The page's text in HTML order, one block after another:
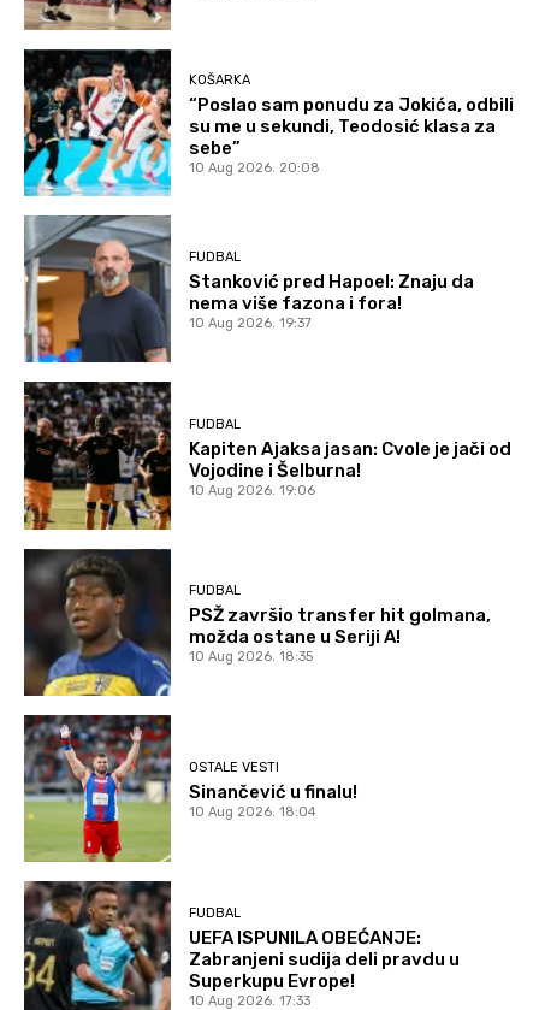
KOŠARKA
“Poslao sam ponudu za Jokića, odbili
su me u sekundi, Teodosić klasa za
sebe”
10 Aug 2026. 20:08
FUDBAL
Stanković pred Hapoel: Znaju da
nema više fazona i fora!
10 Aug 2026. 19:37
FUDBAL
Kapiten Ajaksa jasan: Cvole je jači od
Vojodine i Šelburna!
10 Aug 2026. 19:06
FUDBAL
PSŽ završio transfer hit golmana,
možda ostane u Seriji A!
10 Aug 2026. 18:35
OSTALE VESTI
Sinančević u finalu!
10 Aug 2026. 18:04
FUDBAL
UEFA ISPUNILA OBEĆANJE:
Zabranjeni sudija deli pravdu u
Superkupu Evrope!
10 Aug 2026. 17:33